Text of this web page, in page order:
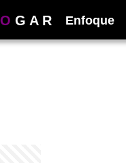
O G A R Enfoque